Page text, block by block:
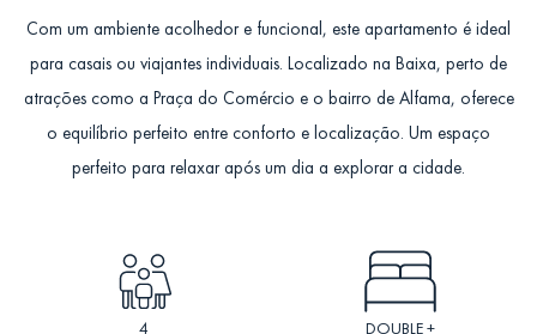
Com um ambiente acolhedor e funcional, este apartamento é ideal
para casais ou viajantes individuais. Localizado na Baixa, perto de
atrações como a Praça do Comércio e o bairro de Alfama, oferece
o equilíbrio perfeito entre conforto e localização. Um espaço
perfeito para relaxar após um dia a explorar a cidade.
4
DOUBLE +